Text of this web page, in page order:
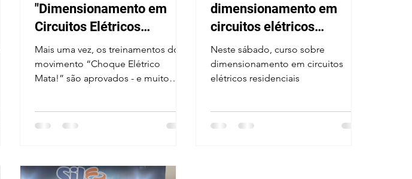
"Dimensionamento em
Circuitos Elétricos
Residenciais
Mais uma vez, os treinamentos do
movimento “Choque Elétrico
Mata!” são aprovados - e muito
dimensionamento em
circuitos elétricos
residenciais
Neste sábado, curso sobre
dimensionamento em circuitos
elétricos residenciais